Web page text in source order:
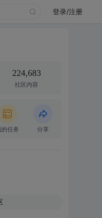
登录/注册
224,683
社区内容
的任务 分享